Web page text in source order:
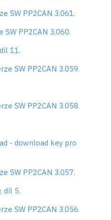
SW PP2CAN 3.061.
SW PP2CAN 3.060.
11.
SW PP2CAN 3.059.
SW PP2CAN 3.058.
- download key pro
SW PP2CAN 3.057.
díl 5.
SW PP2CAN 3.056.